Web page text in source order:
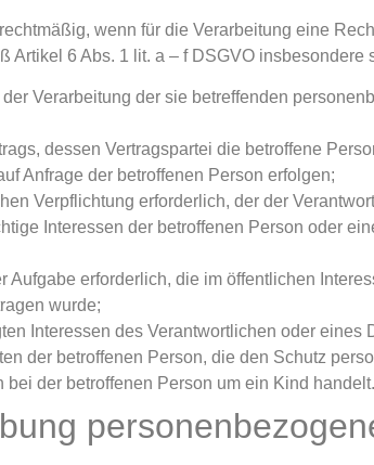
wenn für die Verarbeitung eine
Artikel 6 Abs. 1 lit. a – f DSGVO insbesondere
Verarbeitung der sie betreffenden
dessen Vertragspartei die betroffene
Anfrage der betroffenen Person erfolgen;
Verpflichtung erforderlich, der der
Interessen der betroffenen Person oder
Aufgabe erforderlich, die im öffentlichen
wurde;
Interessen des Verantwortlichen oder eines
der betroffenen Person, die den Schutz
der betroffenen Person um ein Kind handelt.